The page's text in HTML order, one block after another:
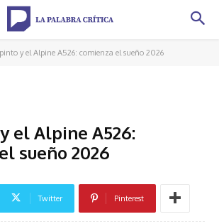
y el Alpine A526: comienza el sueño 2026
el Alpine A526:
sueño 2026
Twitter Pinterest